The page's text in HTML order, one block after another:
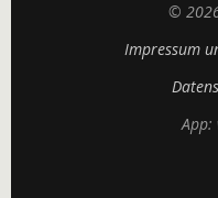
©
Impressum
App: